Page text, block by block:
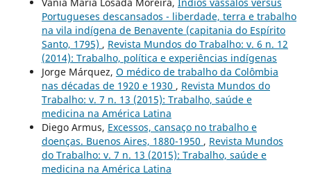
Portugueses descansados - liberdade, terra e trabalho
na vila indígena de Benavente (capitania do Espírito
Santo, 1795) , Revista Mundos do Trabalho: v. 6 n. 12
(2014): Trabalho, política e experiências indígenas
Jorge Márquez, O médico de trabalho da Colômbia
nas décadas de 1920 e 1930 , Revista Mundos do
Trabalho: v. 7 n. 13 (2015): Trabalho, saúde e
medicina na América Latina
Diego Armus, Excessos, cansaço no trabalho e
doenças. Buenos Aires, 1880-1950 , Revista Mundos
do Trabalho: v. 7 n. 13 (2015): Trabalho, saúde e
medicina na América Latina